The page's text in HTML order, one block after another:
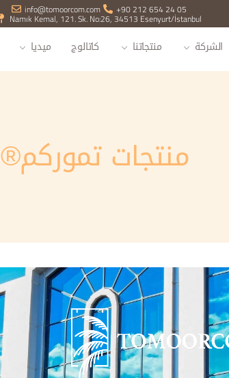
info@tomoorcom.com +90 212 654 24 05
Namık Kemal, 121. Sk. No:26, 34513 Esenyurt/İstanbul
الشركة منتجاتنا كاتالوج ميديا
منتجات تموركم®